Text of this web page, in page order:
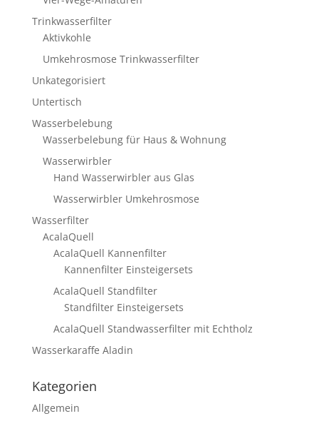
Trinkwasserfilter
Aktivkohle
Umkehrosmose Trinkwasserfilter
Unkategorisiert
Untertisch
Wasserbelebung
Wasserbelebung für Haus & Wohnung
Wasserwirbler
Hand Wasserwirbler aus Glas
Wasserwirbler Umkehrosmose
Wasserfilter
AcalaQuell
AcalaQuell Kannenfilter
Kannenfilter Einsteigersets
AcalaQuell Standfilter
Standfilter Einsteigersets
AcalaQuell Standwasserfilter mit Echtholz
Wasserkaraffe Aladin
Kategorien
Allgemein